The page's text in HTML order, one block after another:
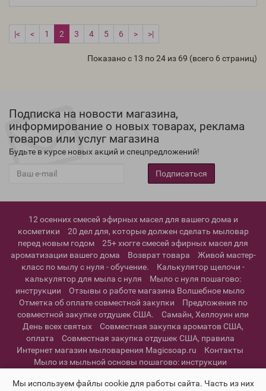
|< < 1 2 3 4 5 6 > >|
Показано с 13 по 24 из 69 (всего 6 страниц)
Подписка на новости магазина,
информирование о новых товарах, реклама
товаров или услуг магазина
Будьте в курсе новых акций и спецпредложений!
Подписаться
12 осенних смесей эфирных масел для вашего дома и
косметики
20 дел для, которые должен сделать мыловар
перед новым годом
25+ хюгге смесей эфирных масел для
ароматизации вашего дома
Возврат товара
Живой мастер-
класс по мылу с нуля - обучение.
Калькулятор щелочи -
калькулятор для мыла с нуля
Мыло с нуля пошагово:
инструкции
Отзывы о работе магазина Волшебное мыло
Отметка об оплате совместной закупки
Предложения по
совместной закупке отдушек США.
Самайн, Хеллоуин или
День всех святых
Совместная закупка ароматов США,
оплата
Совместная закупка отдушек США, правила
Интернет магазин мыловарения Magicsoap.ru
Контакты
Мыло из мыльной основы пошагово: инструкции
пользовательское соглашение
Мы используем файлы cookie для работы сайта. Часть из них